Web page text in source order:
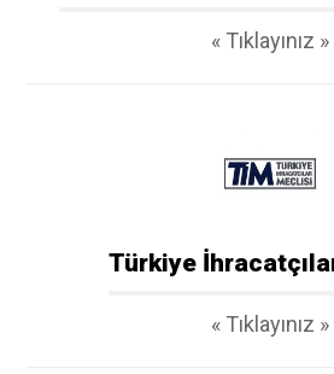
« Tıklayınız »
Türkiye
« Tıklayınız »